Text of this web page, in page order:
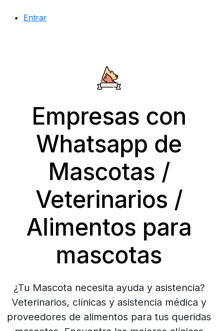
Entrar
Empresas con
Whatsapp de
Mascotas /
Veterinarios /
Alimentos para
mascotas
¿Tu Mascota necesita ayuda y asistencia?
Veterinarios, clínicas y asistencia médica y
proveedores de alimentos para tus queridas